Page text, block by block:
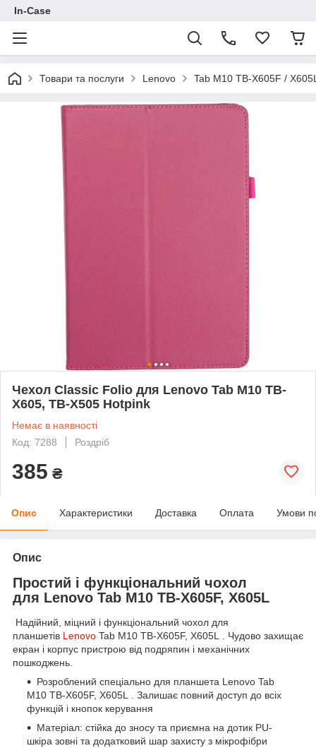
In-Case
Товари та послуги Lenovo Tab M10 TB-X605F /
Чехол Classic Folio для Lenovo Tab M10 TB-
X605, TB-X505 Hotpink
Немає в наявності
Код: 7288
Роздріб
385 ₴
Опис Характеристики Доставка Оплата Умови
Опис
Простий і функціональний чохол
для Lenovo Tab M10 TB-X605F, X605L
Надійний, міцний і функціональний чохол для
планшетів Lenovo Tab M10 TB-X605F, X605L . Чудово захищає
екран і корпус пристрою від подряпин і механічних
пошкоджень.
Розроблений спеціально для планшета Lenovo Tab
M10 TB-X605F, X605L . Залишає повний доступ до всіх
функцій і кнопок керування
Матеріал: стійка до зносу та приємна на дотик PU-
шкіра зовні та додатковий шар захисту з мікрофібри